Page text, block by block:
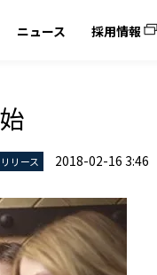
ニュース 採用情報
リース 2018-02-16 3:46